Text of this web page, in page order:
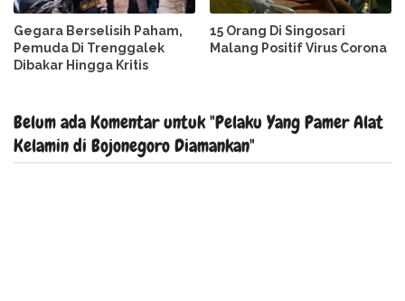
Gegara Berselisih Paham,
Pemuda Di Trenggalek
Dibakar Hingga Kritis
15 Orang Di Singosari
Malang Positif Virus Corona
Belum ada Komentar untuk "Pelaku Yang Pamer Alat
Kelamin di Bojonegoro Diamankan"